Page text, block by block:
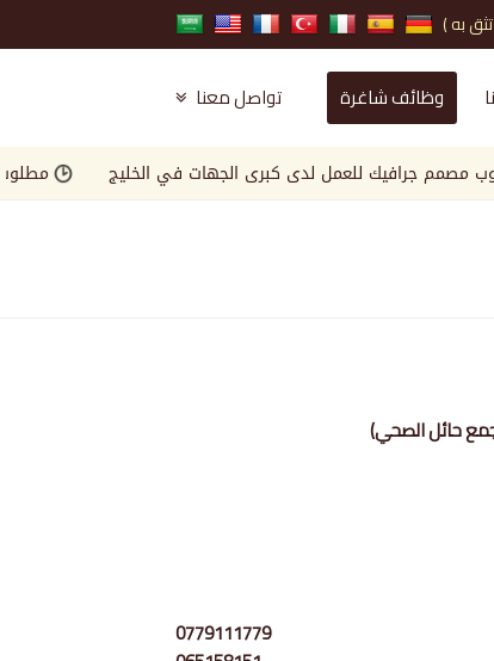
وظائف شاغرة تواصل معنا
جرافيك للعمل لدى كبرى الجهات في الخليج مطلوب Landscape Engineer للعمل لدى كبرى الجهات في الخليج
حائل الصحي)
0779111779